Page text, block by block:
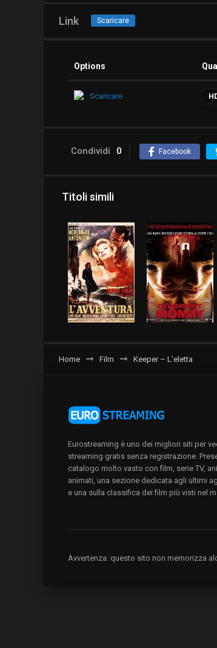
Link Scaricare
Options
Scaricare
Condividi 0 Facebook
Titoli simili
Home Film Keeper – L’eletta
Eurostreaming è uno dei migliori siti per
streaming gratis senza registrazione.
catalogo molto vasto con film, serie TV,
animati, una sezione dedicata agli ultimi
e una sulla classifica dei film più visti nel
Avvertenza: questo sito non memorizza